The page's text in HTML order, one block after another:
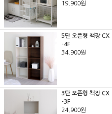
19,900원
5단 오픈형 책장 CX
-4F
34,900원
3단 오픈형 책장 CX
-3F
24,900원